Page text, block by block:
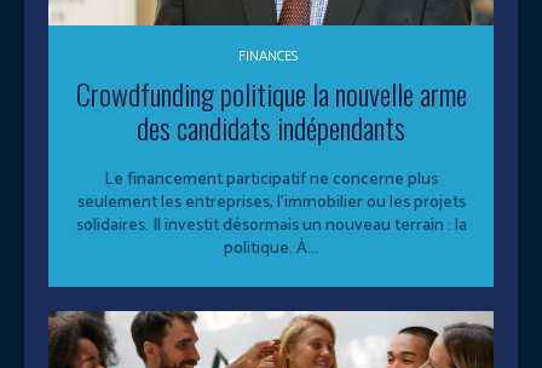
FINANCES
Crowdfunding politique la nouvelle arme
des candidats indépendants
Le financement participatif ne concerne plus
seulement les entreprises, l’immobilier ou les projets
solidaires. Il investit désormais un nouveau terrain : la
politique. À...